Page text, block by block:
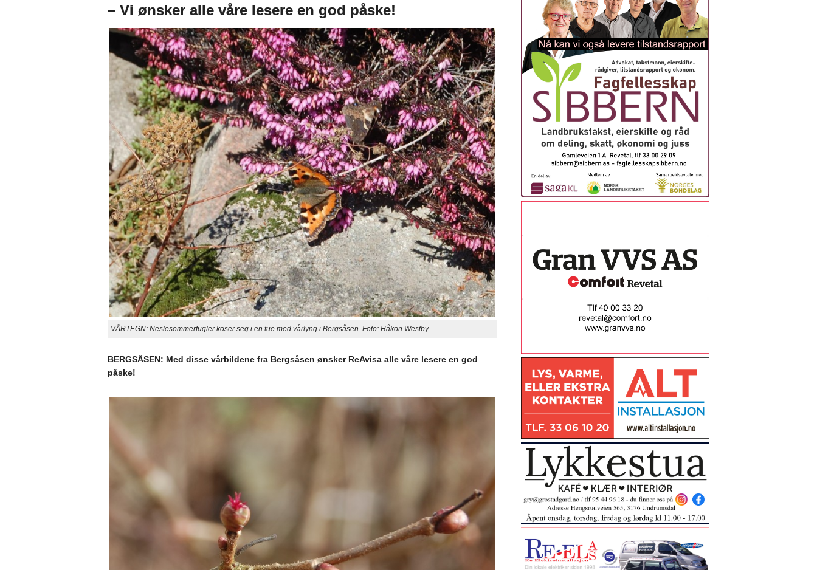
– Vi ønsker alle våre lesere en god påske!
VÅRTEGN: Neslesommerfugler koser seg i en tue med vårlyng i Bergsåsen. Foto: Håkon Westby.
BERGSÅSEN: Med disse vårbildene fra Bergsåsen ønsker ReAvisa alle våre lesere en god
påske!